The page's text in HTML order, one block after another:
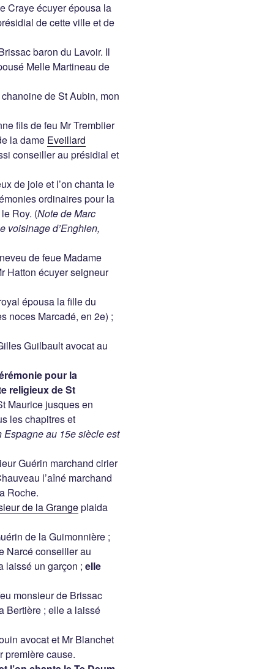
Craye écuyer épousa la
de cette ville et de
baron du Lavoir. Il
Melle Martineau de
de St Aubin, mon
fils de feu Mr Tremblier
la dame Eveillard
conseiller au présidial et
de joie et l’on chanta le
ordinaires pour la
Roy. (Note de Marc
voisinage d’Enghien,
de feue Madame
Hatton écuyer seigneur
épousa la fille du
noces Marcadé, en 2e) ;
Guilbault avocat au
pour la
religieux de St
Maurice jusques en
les chapitres et
au 15e siècle est
Guérin marchand cirier
l’aîné marchand
Roche.
de la Grangeplaida
de la Guimonnière ;
Narcé conseiller au
laissé un garçon ; elle
monsieur de Brissac
Bertière ; elle a laissé
avocat et Mr Blanchet
première cause.